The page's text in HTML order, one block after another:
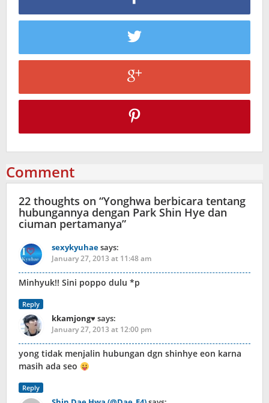
Comment
22 thoughts on “Yonghwa berbicara tentang
hubungannya dengan Park Shin Hye dan
ciuman pertamanya”
sexykyuhaesays:
January 27, 2013 at 11:48 am
Minhyuk!! Sini poppo dulu *p
Reply
kkamjong♥ says:
January 27, 2013 at 12:00 pm
yong tidak menjalin hubungan dgn shinhye eon karna
masih ada seo
Reply